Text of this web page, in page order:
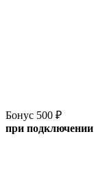
Бонус 500 ₽
при подключении